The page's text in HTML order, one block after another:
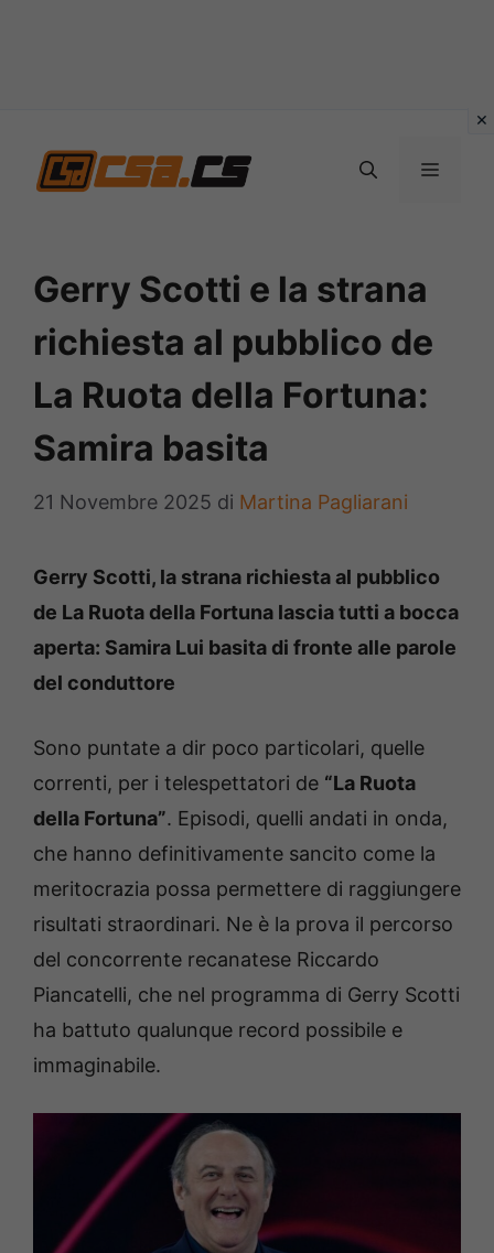
contenuto
MENU
Gerry Scotti e la strana
richiesta al pubblico de
La Ruota della Fortuna:
Samira basita
21 Novembre 2025 di Martina Pagliarani
Gerry Scotti, la strana richiesta al pubblico
de La Ruota della Fortuna lascia tutti a bocca
aperta: Samira Lui basita di fronte alle parole
del conduttore
Sono puntate a dir poco particolari, quelle
correnti, per i telespettatori de “La Ruota
della Fortuna”. Episodi, quelli andati in onda,
che hanno definitivamente sancito come la
meritocrazia possa permettere di raggiungere
risultati straordinari. Ne è la prova il percorso
del concorrente recanatese Riccardo
Piancatelli, che nel programma di Gerry Scotti
ha battuto qualunque record possibile e
immaginabile.